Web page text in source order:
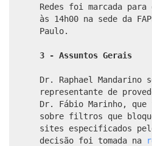
Redes foi marcada
às 14h00 na sede da
Paulo.
3 - Assuntos Gerais
Dr. Raphael Mandarino
representante de
Dr. Fábio Marinho,
sobre filtros que
sites especificados
decisão foi tomada na